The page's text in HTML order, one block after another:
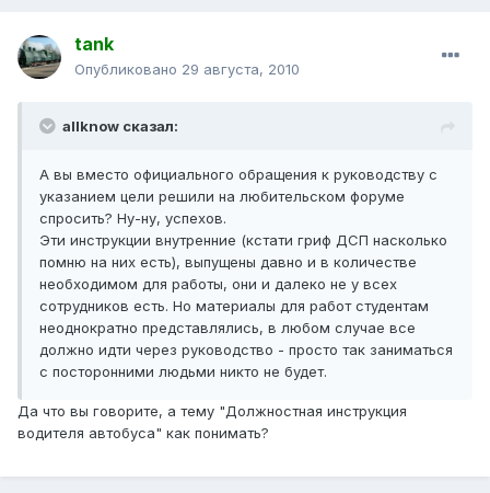
tank
Опубликовано 29 августа, 2010
allknow сказал:
А вы вместо официального обращения к руководству с
указанием цели решили на любительском форуме
спросить? Ну-ну, успехов.
Эти инструкции внутренние (кстати гриф ДСП насколько
помню на них есть), выпущены давно и в количестве
необходимом для работы, они и далеко не у всех
сотрудников есть. Но материалы для работ студентам
неоднократно представлялись, в любом случае все
должно идти через руководство - просто так заниматься
с посторонними людьми никто не будет.
Да что вы говорите, а тему "Должностная инструкция
водителя автобуса" как понимать?